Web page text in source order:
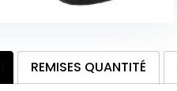
REMISES QUANTITÉ